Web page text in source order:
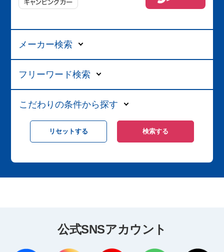
メーカー検索
フリーワード検索
こだわりの条件から探す
公式SNSアカウント